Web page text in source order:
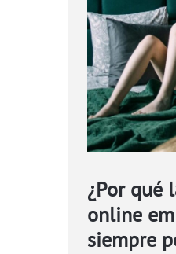
¿Por qué
online
siempre